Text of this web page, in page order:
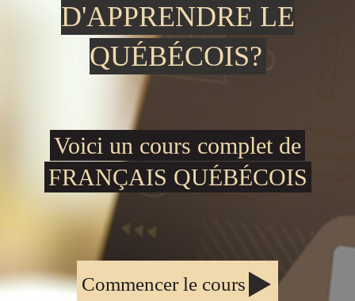
D'APPRENDRE LE
QUÉBÉCOIS?
Voici un cours complet de
FRANÇAIS QUÉBÉCOIS
Commencer le cours